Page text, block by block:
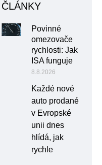
ČLÁNKY
Povinné
omezovače
rychlosti: Jak
ISA funguje
8.8.2026
Každé nové
auto prodané
v Evropské
unii dnes
hlídá, jak
rychle